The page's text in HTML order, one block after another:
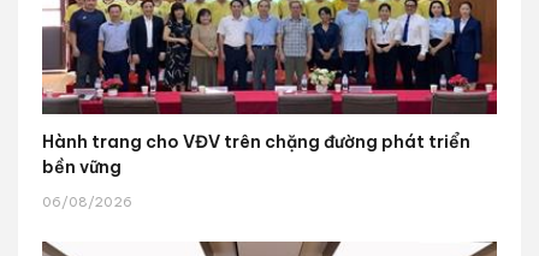
Hành trang cho VĐV trên chặng đường phát triển
bền vững
06/08/2026